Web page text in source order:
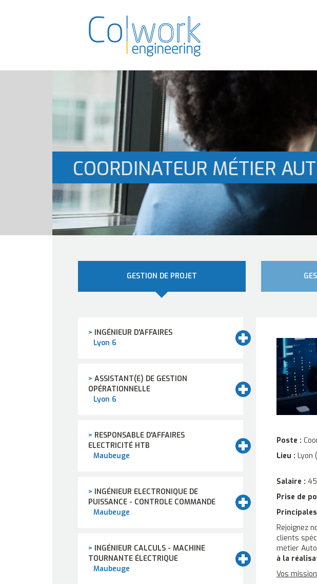
COORDINATEUR MÉTIER
GESTION DE PROJET
> INGÉNIEUR D'AFFAIRES
Lyon 6
> ASSISTANT(E) DE GESTION
OPÉRATIONNELLE
Lyon 6
> RESPONSABLE D'AFFAIRES
ELECTRICITÉ HTB
Maubeuge
> INGÉNIEUR ELECTRONIQUE DE
PUISSANCE - CONTROLE COMMANDE
Maubeuge
> INGÉNIEUR CALCULS - MACHINE
TOURNANTE ÉLECTRIQUE
Maubeuge
Poste :
Lieu : Lyon
Salaire :
Prise de
Rejoignez
clients
métier
à la
Vos